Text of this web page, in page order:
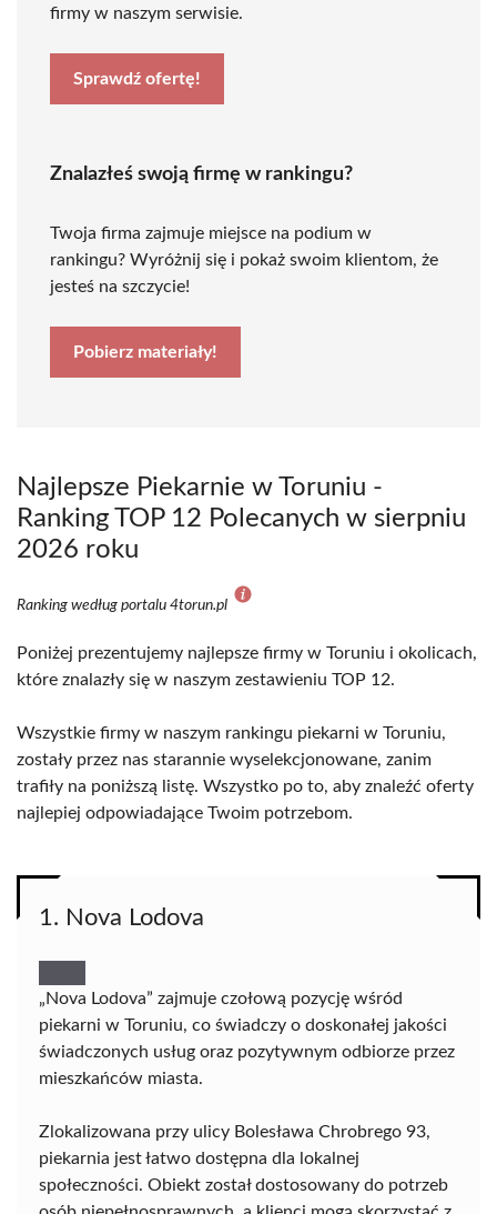
firmy w naszym serwisie.
Sprawdź ofertę!
Znalazłeś swoją firmę w rankingu?
Twoja firma zajmuje miejsce na podium w
rankingu? Wyróżnij się i pokaż swoim klientom, że
jesteś na szczycie!
Pobierz materiały!
Najlepsze Piekarnie w Toruniu -
Ranking TOP 12 Polecanych w sierpniu
2026 roku
Ranking według portalu 4torun.pl
Poniżej prezentujemy najlepsze firmy w Toruniu i okolicach,
które znalazły się w naszym zestawieniu TOP 12.
Wszystkie firmy w naszym rankingu piekarni w Toruniu,
zostały przez nas starannie wyselekcjonowane, zanim
trafiły na poniższą listę. Wszystko po to, aby znaleźć oferty
najlepiej odpowiadające Twoim potrzebom.
1. Nova Lodova
„Nova Lodova” zajmuje czołową pozycję wśród
piekarni w Toruniu, co świadczy o doskonałej jakości
świadczonych usług oraz pozytywnym odbiorze przez
mieszkańców miasta.
Zlokalizowana przy ulicy Bolesława Chrobrego 93,
piekarnia jest łatwo dostępna dla lokalnej
społeczności. Obiekt został dostosowany do potrzeb